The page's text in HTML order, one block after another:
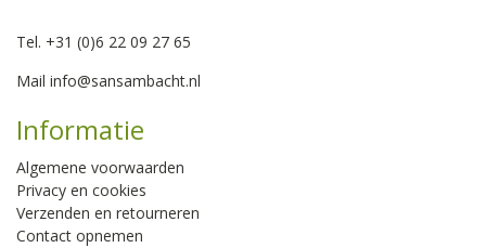
Tel. +31 (0)6 22 09 27 65
Mail info@sansambacht.nl
Informatie
Algemene voorwaarden
Privacy en cookies
Verzenden en retourneren
Contact opnemen